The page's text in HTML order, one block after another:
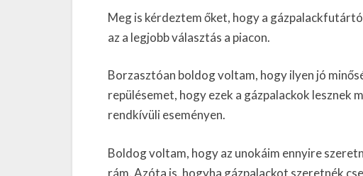
Meg is kérdeztem őket, hogy a
az a legjobb választás a piacon.
Borzasztóan boldog voltam, hogy ilyen jó
repülésemet, hogy ezek a gázpalackok lesznek
rendkívüli eseményen.
Boldog voltam, hogy az unokáim ennyire
rám. Azóta is, hogyha gázpalackot szeretnék